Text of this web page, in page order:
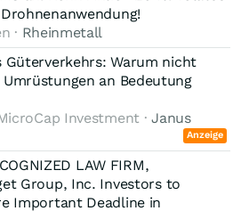
· Rheinmetall
Güterverkehrs: Warum nicht
an Bedeutung
Investment ·Janus
Anzeige
LAW FIRM,
Group, Inc. Investors to
Important Deadline in